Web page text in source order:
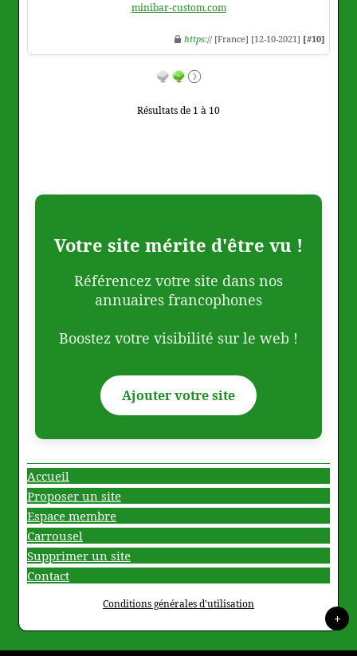
minibar-custom.com
https:// [France] [12-10-2021] [#10]
Résultats de 1 à 10
Votre site mérite d'être vu !
Référencez votre site dans nos
annuaires francophones
Boostez votre visibilité sur le web !
Ajouter votre site
Accueil
Proposer un site
Espace membre
Carrousel
Supprimer un site
Contact
Conditions générales d'utilisation
+